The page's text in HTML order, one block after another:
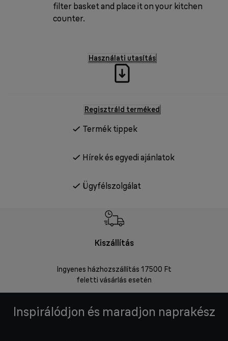
filter basket and place it on your kitchen
counter.
Használati utasítás
Regisztráld terméked
Termék tippek
Hírek és egyedi ajánlatok
Ügyfélszolgálat
Kiszállítás
Ingyenes házhozszállítás 17500 Ft
feletti vásárlás esetén
Inspirálódjon és maradjon naprakész